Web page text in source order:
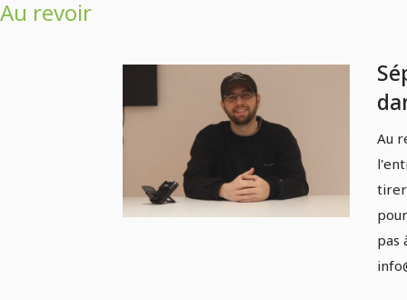
Au revoir
Au
tirer
pas